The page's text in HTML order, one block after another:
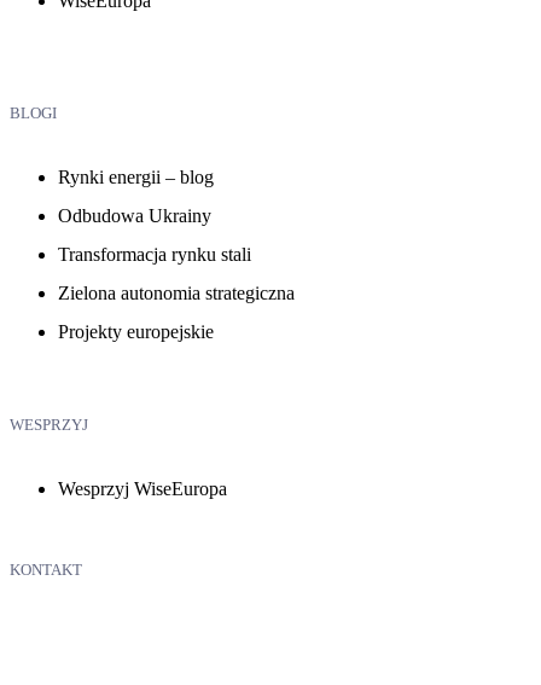
BLOGI
Rynki energii – blog
Odbudowa Ukrainy
Transformacja rynku stali
Zielona autonomia strategiczna
Projekty europejskie
WESPRZYJ
Wesprzyj WiseEuropa
KONTAKT